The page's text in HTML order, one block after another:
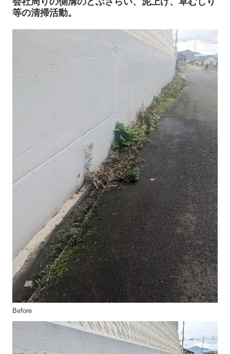
等の清掃活動。
Before